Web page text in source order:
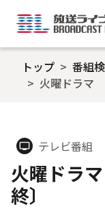
トップ
番組
火曜ドラマ
tv テレビ番組
火曜ドラ
終〕